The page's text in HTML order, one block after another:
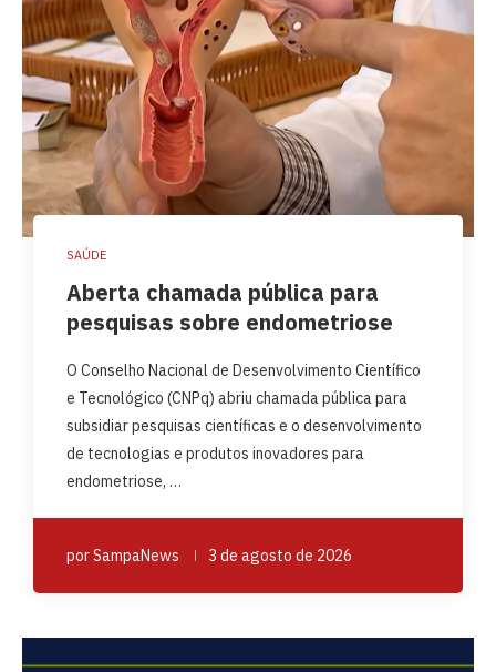
SAÚDE
Aberta chamada pública para
pesquisas sobre endometriose
O Conselho Nacional de Desenvolvimento Científico
e Tecnológico (CNPq) abriu chamada pública para
subsidiar pesquisas científicas e o desenvolvimento
de tecnologias e produtos inovadores para
endometriose, …
porSampaNews 3 de agosto de 2026